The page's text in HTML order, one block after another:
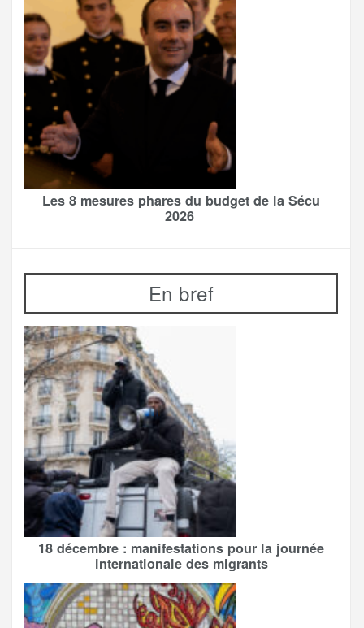
Les 8 mesures phares du budget de la Sécu
2026
En bref
18 décembre : manifestations pour la journée
internationale des migrants